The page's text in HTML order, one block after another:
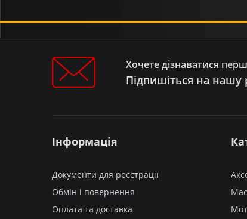
Хочете дізнаватися
Підпишіться на нашу
Інформація
Документи для реєстрації
Обмін і повернення
Оплата та доставка